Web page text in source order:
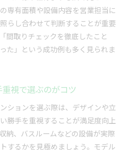
専有面積や設備内容を営業担当に
らし合わせて判断することが重要
間取りチェックを徹底したこと
た」という成功例も多く見られま
視で選ぶのがコツ
ションを選ぶ際は、デザインや立
勝手を重視することが満足度向上
納、バスルームなどの設備が実際
するかを見極めましょう。モデル